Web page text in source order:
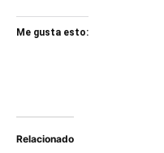
Me gusta esto:
Relacionado